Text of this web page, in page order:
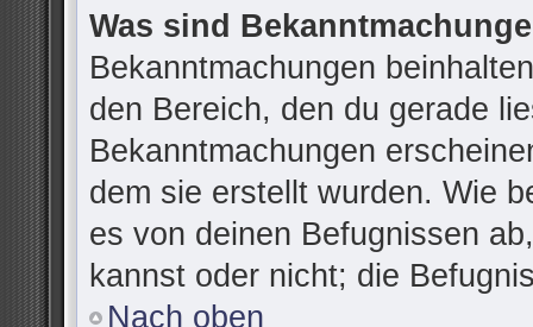
Was sind
Bekanntmachungen
den Bereich, den du gerade
Bekanntmachungen
dem sie erstellt wurden. Wie
es von deinen Befugnissen
kannst oder nicht; die
Nach oben